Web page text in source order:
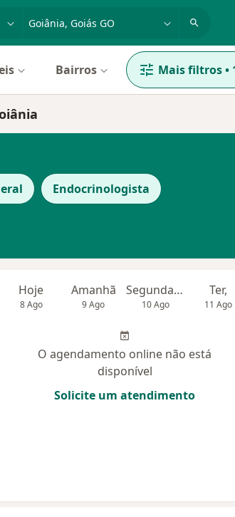
cidade ou região
Bairros Mais filtros•
Endocrinologista
Hoje
8 Ago
Amanhã
9 Ago
Segunda-feira
10 Ago
Ter,
11 Ago
O agendamento online não está
disponível
Solicite um atendimento